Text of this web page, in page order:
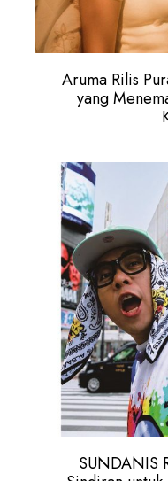
Aruma Rilis
yang
SUNDANIS